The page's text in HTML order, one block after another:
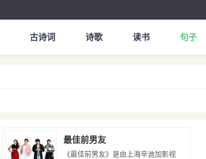
古诗词 诗歌 读书 句子
最佳前男友
《最佳前男友》是由上海辛迪加影视